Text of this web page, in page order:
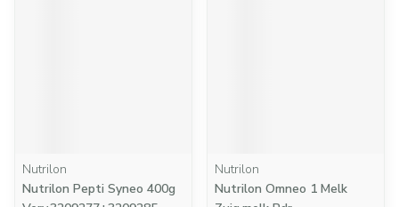
Nutrilon
Nutrilon Pepti Syneo 400g
Nutrilon
Nutrilon Omneo 1 Melk